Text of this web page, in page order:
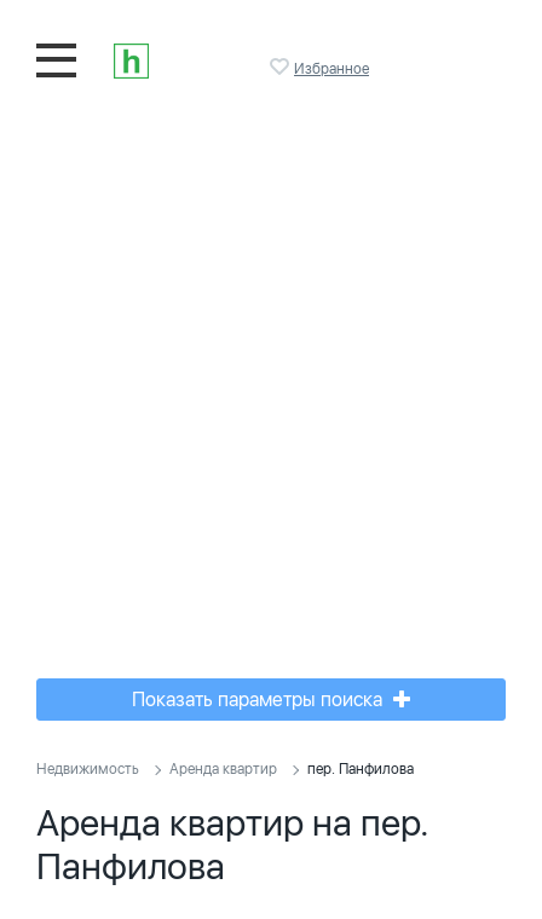
Избранное
Показать параметры поиска
Недвижимость Аренда квартир пер. Панфилова
Аренда квартир на пер.
Панфилова